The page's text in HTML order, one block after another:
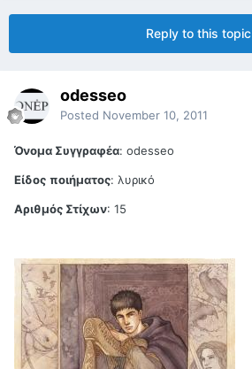
Reply to this topic
odesseo
Posted November 10, 2011
Όνομα Συγγραφέα: odesseo
Είδος ποιήματος: λυρικό
Αριθμός Στίχων: 15